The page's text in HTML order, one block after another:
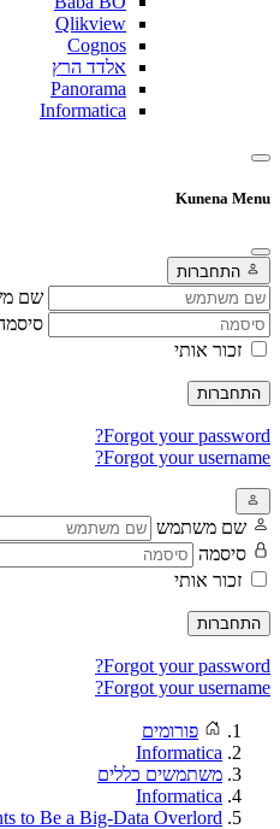
Qlikview
Cognos
אלדד הרץ
Panorama
Informatica
Kunena Menu
התחברות
שם
זכור אותי
התחברות
Forgot your password?
Forgot your username?
שם משתמש
סיסמה
זכור אותי
התחברות
Forgot your password?
Forgot your username?
פורומים
Informatica
משתמשים כללים
Informatica
to Be a Big-Data Overlord